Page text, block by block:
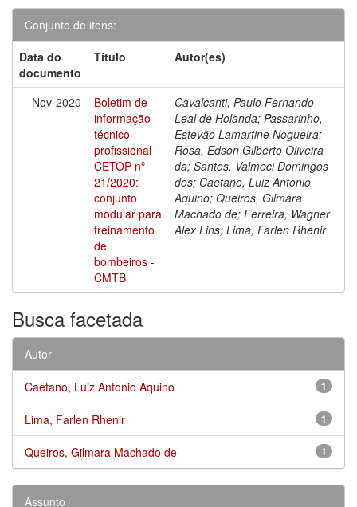
Conjunto de itens:
Data do
documento
Título Autor(es)
Nov-2020
Boletim de
informação
técnico-
profissional
CETOP nº
21/2020:
conjunto
modular para
treinamento
de
bombeiros -
CMTB
Cavalcanti, Paulo Fernando
Leal de Holanda; Passarinho,
Estevão Lamartine Nogueira;
Rosa, Edson Gilberto Oliveira
da; Santos, Valmeci Domingos
dos; Caetano, Luiz Antonio
Aquino; Queiros, Gilmara
Machado de; Ferreira, Wagner
Alex Lins; Lima, Farlen Rhenir
Busca facetada
Autor
1
Caetano, Luiz Antonio Aquino
1
Lima, Farlen Rhenir
1
Queiros, Gilmara Machado de
Assunto